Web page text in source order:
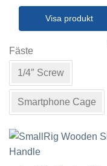
till
459 kr
Visa produkt
här
produkten
har
flera
varianter.
De
alternativen
kan
Fäste
1/4″ Screw
Smartphone Cage